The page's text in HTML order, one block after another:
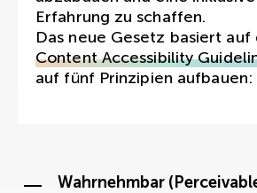
Erfahrung zu schaffen.
Das neue Gesetz basiert
Content Accessibility
auf fünf Prinzipien aufbauen:
Wahrnehmbar